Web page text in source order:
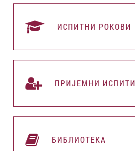
ИСПИТНИ РОКОВИ
ПРИЈЕМНИ ИСПИТИ
БИБЛИОТЕКА